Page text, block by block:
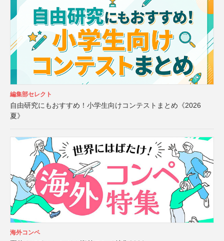
編集部セレクト
自由研究にもおすすめ！小学生向けコンテストまとめ《2026
夏》
海外コンペ